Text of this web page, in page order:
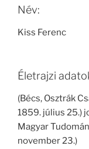
Név:
Kiss Ferenc
Életrajzi
(Bécs, Osztrák
1859. július 25.)
Magyar
november 23.)